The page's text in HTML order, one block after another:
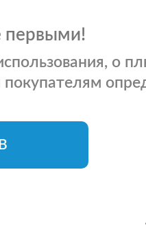
первыми!
о